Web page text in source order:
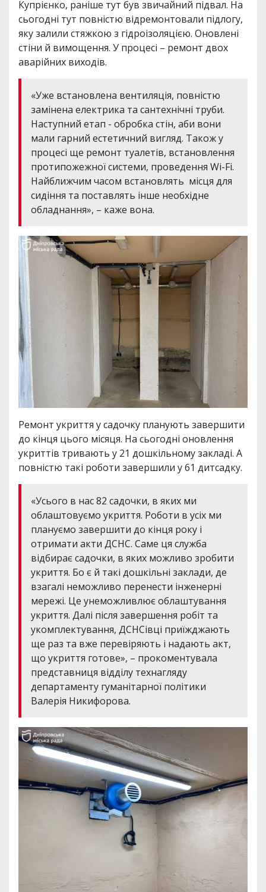
Купрієнко, раніше тут був звичайний підвал. На
сьогодні тут повністю відремонтовали підлогу,
яку залили стяжкою з гідроізоляцією. Оновлені
стіни й вимощення. У процесі – ремонт двох
аварійних виходів.
«Уже встановлена вентиляція, повністю
замінена електрика та сантехнічні труби.
Наступний етап - обробка стін, аби вони
мали гарний естетичний вигляд. Також у
процесі ще ремонт туалетів, встановлення
протипожежної системи, проведення Wi-Fi.
Найближчим часом встановлять місця для
сидіння та поставлять інше необхідне
обладнання», – каже вона.
Ремонт укриття у садочку планують завершити
до кінця цього місяця. На сьогодні оновлення
укриттів тривають у 21 дошкільному закладі. А
повністю такі роботи завершили у 61 дитсадку.
«Усього в нас 82 садочки, в яких ми
облаштовуємо укриття. Роботи в усіх ми
плануємо завершити до кінця року і
отримати акти ДСНС. Саме ця служба
відбирає садочки, в яких можливо зробити
укриття. Бо є й такі дошкільні заклади, де
взагалі неможливо перенести інженерні
мережі. Це унеможливлює облаштування
укриття. Далі після завершення робіт та
укомплектування, ДСНСівці приїжджають
ще раз та вже перевіряють і надають акт,
що укриття готове», – прокоментувала
представниця відділу технагляду
департаменту гуманітарної політики
Валерія Никифорова.